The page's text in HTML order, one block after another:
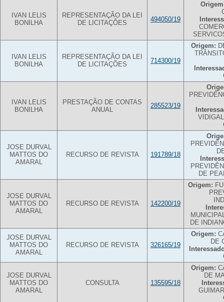
IVAN LELIS
BONILHA
REPRESENTAÇÃO DA LEI
DE LICITAÇÕES
494050/19
IVAN LELIS
BONILHA
REPRESENTAÇÃO DA LEI
DE LICITAÇÕES
714300/19
Origem:
IVAN LELIS
BONILHA
PRESTAÇÃO DE CONTAS
ANUAL
285523/19
JOSE DURVAL
MATTOS DO
AMARAL
RECURSO DE REVISTA 191789/18
DE
JOSE DURVAL
MATTOS DO
AMARAL
RECURSO DE REVISTA 142200/19
Origem:
DE
JOSE DURVAL
MATTOS DO
AMARAL
RECURSO DE REVISTA 326165/19
Origem:
DE
JOSE DURVAL
MATTOS DO
AMARAL
CONSULTA 135595/18
Origem:
DE